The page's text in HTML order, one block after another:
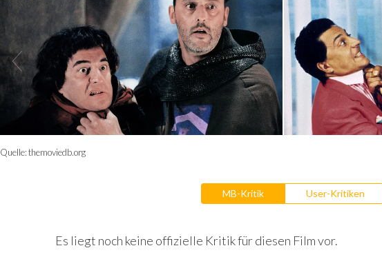
Quelle:themoviedb.org
MB-Kritik User-Kritiken
Es liegt noch keine offizielle Kritik für diesen Film vor.